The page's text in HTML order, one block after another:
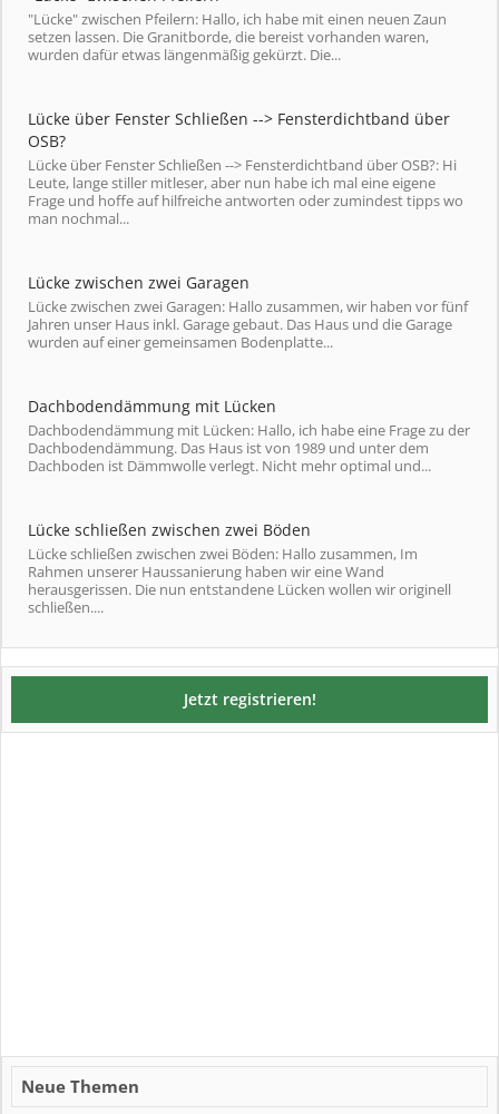
"Lücke" zwischen Pfeilern: Hallo, ich habe mit einen neuen Zaun
setzen lassen. Die Granitborde, die bereist vorhanden waren,
wurden dafür etwas längenmäßig gekürzt. Die...
Lücke über Fenster Schließen --> Fensterdichtband über
OSB?
Lücke über Fenster Schließen --> Fensterdichtband über OSB?: Hi
Leute, lange stiller mitleser, aber nun habe ich mal eine eigene
Frage und hoffe auf hilfreiche antworten oder zumindest tipps wo
man nochmal...
Lücke zwischen zwei Garagen
Lücke zwischen zwei Garagen: Hallo zusammen, wir haben vor fünf
Jahren unser Haus inkl. Garage gebaut. Das Haus und die Garage
wurden auf einer gemeinsamen Bodenplatte...
Dachbodendämmung mit Lücken
Dachbodendämmung mit Lücken: Hallo, ich habe eine Frage zu der
Dachbodendämmung. Das Haus ist von 1989 und unter dem
Dachboden ist Dämmwolle verlegt. Nicht mehr optimal und...
Lücke schließen zwischen zwei Böden
Lücke schließen zwischen zwei Böden: Hallo zusammen, Im
Rahmen unserer Haussanierung haben wir eine Wand
herausgerissen. Die nun entstandene Lücken wollen wir originell
schließen....
Jetzt registrieren!
Neue Themen